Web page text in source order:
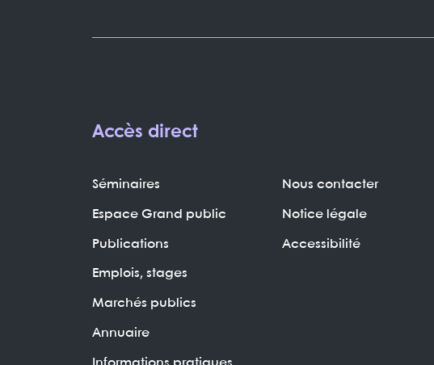
Accès direct
Séminaires
Espace Grand public
Publications
Emplois, stages
Marchés publics
Annuaire
Nous contacter
Notice légale
Accessibilité